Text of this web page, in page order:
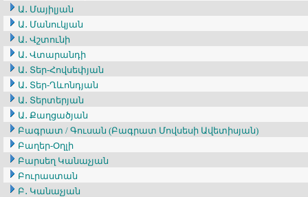
Ա․ Մայիլյան
Ա․ Մանուկյան
Ա․ Վշտունի
Ա․ Վտարանդի
Ա․ Տեր-Հովսեփյան
Ա․ Տեր-Ղևոնդյան
Ա․ Տերտերյան
Ա․ Քաղցածյան
Բագրատ / Գուսան (Բագրատ Մովսեսի Ավետիսյան)
Բաղեր-Օղլի
Բարսեղ Կանաչյան
Բուրաստան
Բ․ Կանաչյան